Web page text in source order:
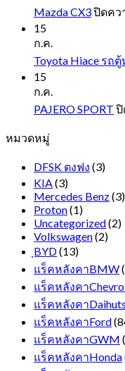
Mazda CX3ปิดคว
15
ก.ค.
Toyota Hiace รถ
15
ก.ค.
PAJERO SPORT ปิ
หมวดหมู่
DFSK ตงฟง (3)
KIA(3)
Mercedes Benz(3)
Proton(1)
Uncategorized(2)
Volkswagen(2)
ฺBYD(13)
แร็คหลังคาBMW
แร็คหลังคา
แร็คหลังคา
แร็คหลังคาFord
แร็คหลังคาGWM
แร็คหลังคาHonda